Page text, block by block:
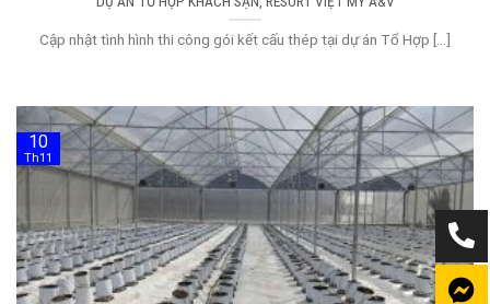
Cập nhật tình hình thi công gói kết cấu thép tại dự án Tổ Hợp [...]
10
Th11